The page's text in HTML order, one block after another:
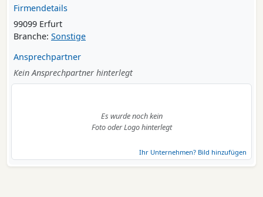
Firmendetails
99099 Erfurt
Branche: Sonstige
Ansprechpartner
Kein Ansprechpartner hinterlegt
Es wurde noch kein
Foto oder Logo hinterlegt
Ihr Unternehmen? Bild hinzufügen